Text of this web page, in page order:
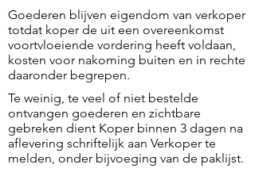
Goederen blijven eigendom van verkoper
totdat koper de uit een overeenkomst
voortvloeiende vordering heeft voldaan,
kosten voor nakoming buiten en in rechte
daaronder begrepen.
Te weinig, te veel of niet bestelde
ontvangen goederen en zichtbare
gebreken dient Koper binnen 3 dagen na
aflevering schriftelijk aan Verkoper te
melden, onder bijvoeging van de paklijst.